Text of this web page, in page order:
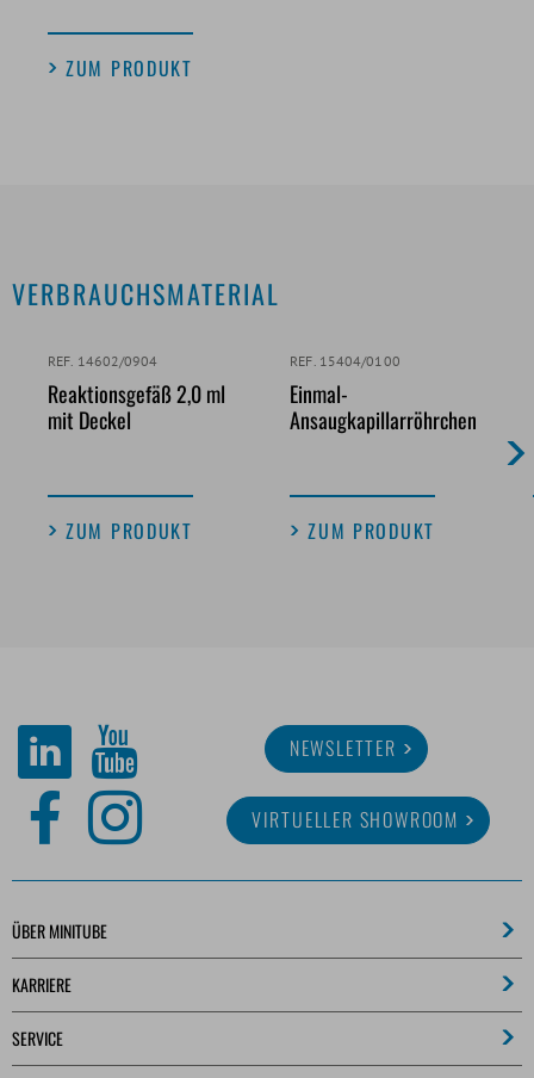
ZUM PRODUKT
VERBRAUCHSMATERIAL
REF. 14602/0904
Reaktionsgefäß 2,0 ml
mit Deckel
ZUM PRODUKT
REF. 15404/0100
Einmal-
Ansaugkapillarröhrchen
ZUM PRODUKT
NEWSLETTER
VIRTUELLER SHOWROOM
ÜBER MINITUBE
KARRIERE
SERVICE